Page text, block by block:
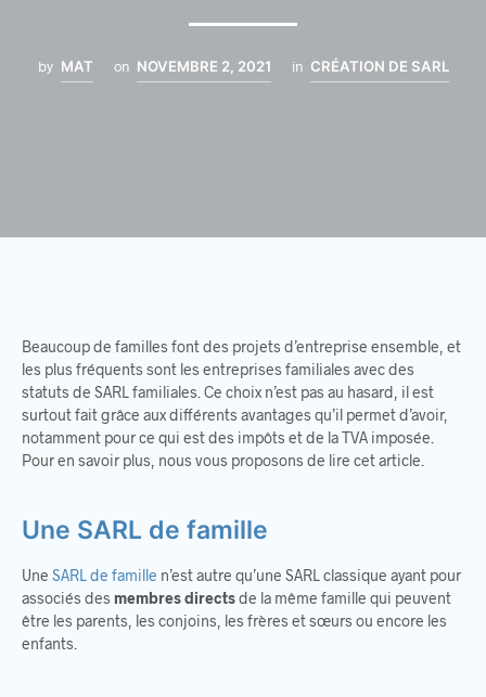
by MAT on NOVEMBRE 2, 2021 in CRÉATION DE SARL
Beaucoup de familles font des projets d’entreprise ensemble, et
les plus fréquents sont les entreprises familiales avec des
statuts de SARL familiales. Ce choix n’est pas au hasard, il est
surtout fait grâce aux différents avantages qu’il permet d’avoir,
notamment pour ce qui est des impôts et de la TVA imposée.
Pour en savoir plus, nous vous proposons de lire cet article.
Une SARL de famille
Une SARL de famille n’est autre qu’une SARL classique ayant pour
associés des membres directsde la même famille qui peuvent
être les parents, les conjoins, les frères et sœurs ou encore les
enfants.